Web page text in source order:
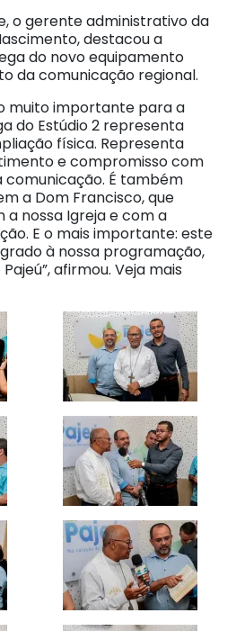
o gerente administrativo da
destacou a
do novo equipamento
da comunicação regional.
muito importante para a
do Estúdio 2 representa
física. Representa
e compromisso com
comunicação. É também
a Dom Francisco, que
nossa Igreja e com a
E o mais importante: este
à nossa programação,
afirmou. Veja mais